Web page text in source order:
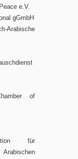
e.V.
gGmbH
of
für